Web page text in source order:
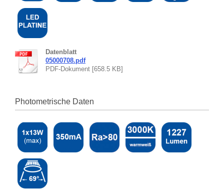
Datenblatt
05000708.pdf
PDF-Dokument [658.5 KB]
Photometrische Daten